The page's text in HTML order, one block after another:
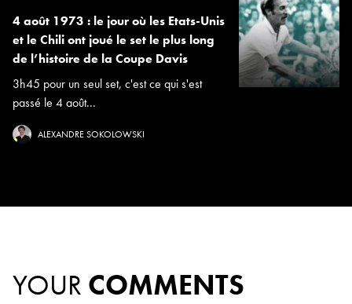
4 août 1973 : le jour où les Etats-Unis
et le Chili ont joué le set le plus long
de l’histoire de la Coupe Davis
3h45 pour un seul set, c'est ce qui s'est
passé le 4 août...
ALEXANDRE SOKOLOWSKI
YOUR COMMENTS